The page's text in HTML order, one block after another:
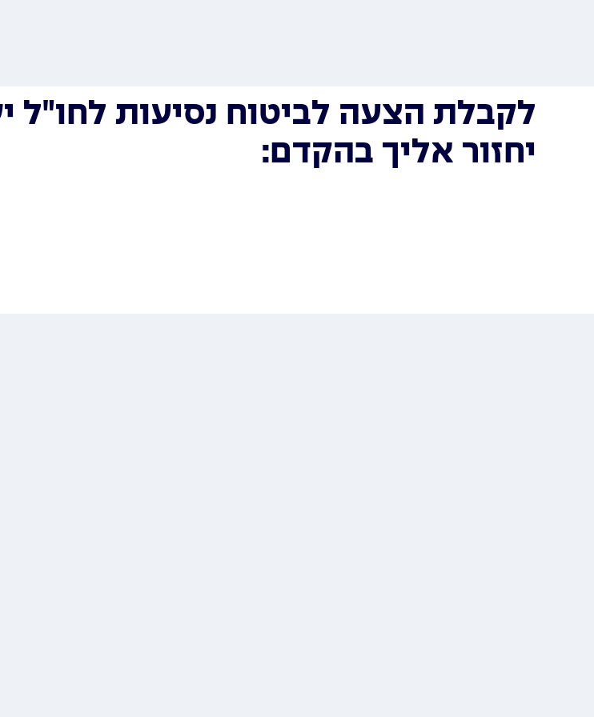
לקבלת הצעה לביטוח נסיעות לחו"ל
יחזור אליך בהקדם: